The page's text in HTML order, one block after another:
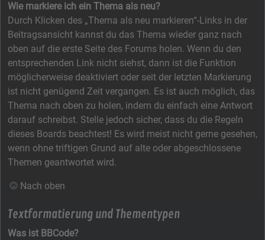
Wie markiere ich ein Thema als neu?
Durch Klicken des „Thema als neu markieren“-Links in der
Beitragsansicht kannst du das Thema wieder ganz nach
oben auf die erste Seite des Forums holen. Wenn du den
entsprechenden Link nicht siehst, dann ist die Funktion
möglicherweise deaktiviert oder seit der letzten Markierung
ist nicht genügend Zeit vergangen. Es ist auch möglich, das
Thema nach oben zu holen, indem du einfach eine Antwort
darauf schreibst. Stelle jedoch sicher, dass du die Regeln
dieses Boards beachtest! Es wird meist nicht gerne gesehen,
wenn ohne triftigen Grund auf alte oder abgeschlossene
Themen geantwortet wird.
Nach oben
Textformatierung und Thementypen
Was ist BBCode?